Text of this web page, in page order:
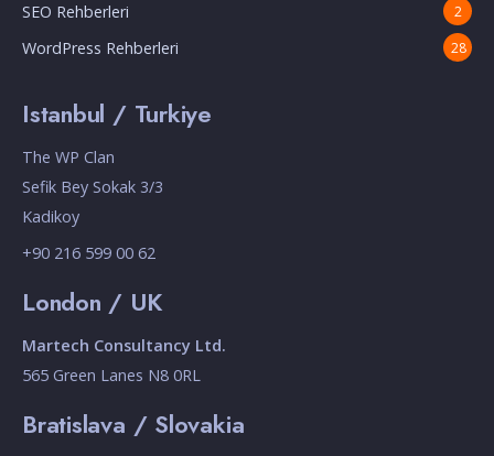
SEO Rehberleri 2
WordPress Rehberleri 28
Istanbul / Turkiye
The WP Clan
Sefik Bey Sokak 3/3
Kadikoy
+90 216 599 00 62
London / UK
Martech Consultancy Ltd.
565 Green Lanes N8 0RL
Bratislava / Slovakia